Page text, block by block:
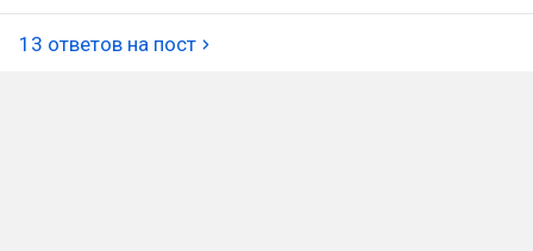
13 ответов на пост